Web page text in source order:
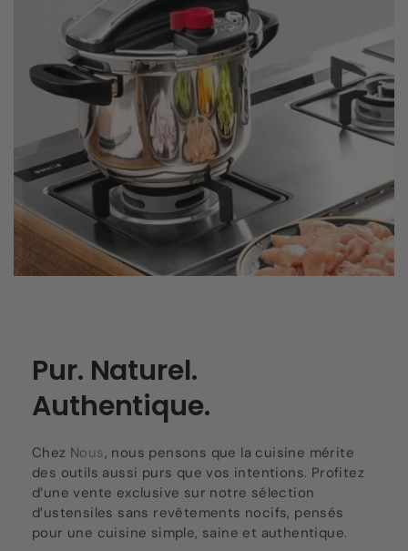
Pur. Naturel.
Authentique.
Chez Nous, nous pensons que la cuisine mérite
des outils aussi purs que vos intentions. Profitez
d’une vente exclusive sur notre sélection
d’ustensiles sans revêtements nocifs, pensés
pour une cuisine simple, saine et authentique.